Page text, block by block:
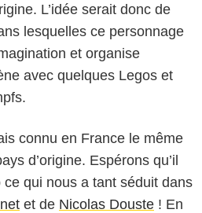
L’idée serait donc de
lesquelles ce personnage
et organise
avec quelques Legos et
connu en France le même
d’origine. Espérons qu’il
qui nous a tant séduit dans
et de Nicolas Douste ! En